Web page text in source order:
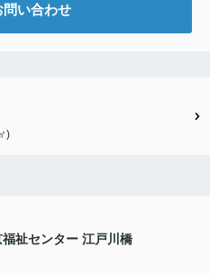
問い合わせ
)
祉センター 江戸川橋